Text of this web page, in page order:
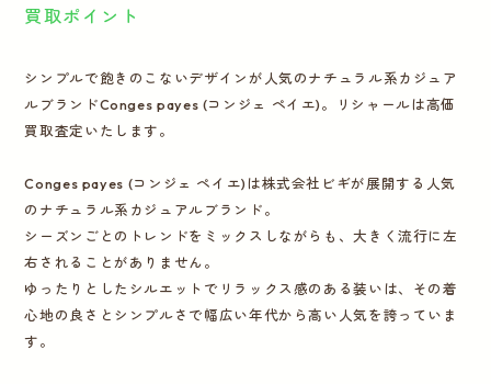
買取ポイント
シンプルで飽きのこないデザインが人気のナチュラル系カジュア
ルブランドConges payes (コンジェ ペイエ)。リシャールは高価
買取査定いたします。
Conges payes (コンジェ ペイエ)は株式会社ビギが展開する人気
のナチュラル系カジュアルブランド。
シーズンごとのトレンドをミックスしながらも、大きく流行に左
右されることがありません。
ゆったりとしたシルエットでリラックス感のある装いは、その着
心地の良さとシンプルさで幅広い年代から高い人気を誇っていま
す。